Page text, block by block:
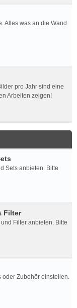
Alles was an die Wand
pro Jahr sind eine
Arbeiten zeigen!
Sets anbieten. Bitte
Filter
Filter anbieten. Bitte
oder Zubehör einstellen.